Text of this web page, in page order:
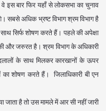
इस बार फिर यहाँ से लोकसभा का चुनाव
सबसे अधिक भ्रष्ट विभाग श्रम विभाग है
साथ सिर्फ शोषण करते हैं। पहले की अपेक्षा
और जरुरत है। श्रम विभाग के अधिकारी
के साथ मिलकर कारखानों के ऊपर
शोषण करते हैं। जिलाधिकारी बी एन
जाता है तो उस मामले में आर सी नहीं जारी